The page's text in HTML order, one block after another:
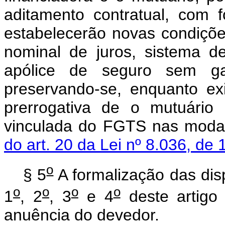
aditamento contratual, com
estabelecerão novas
nominal de juros, sistema
apólice de seguro sem
preservando-se, enquanto
prerrogativa de o
vinculada do FGTS nas
do art. 20 da Lei nº 8.036, de
§ 5oA formalização das
1o, 2o, 3oe 4odeste artigo
anuência do devedor.